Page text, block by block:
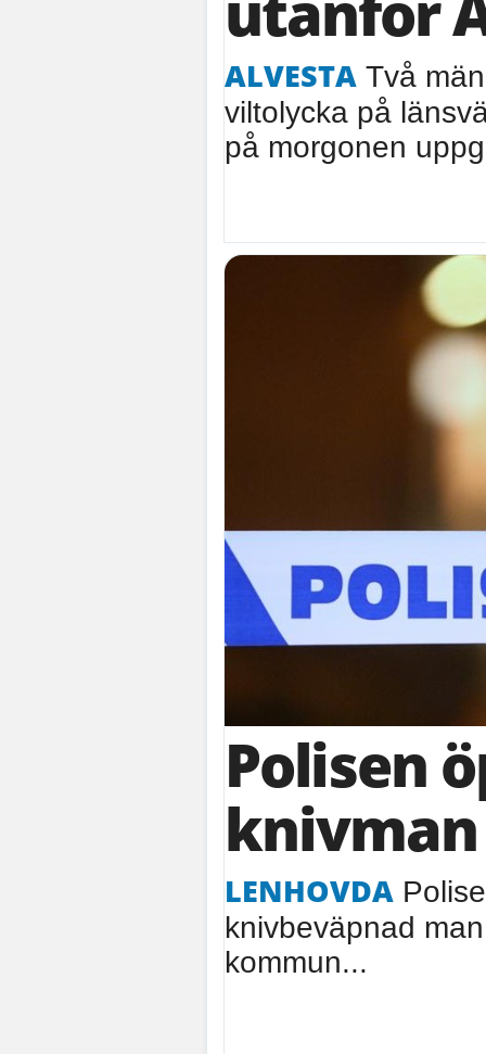
ALVESTA Två
viltolycka på
på morgonen
Polisen
knivman
LENHOVDA
knivbeväpnad
kommun...